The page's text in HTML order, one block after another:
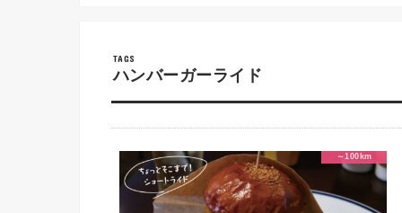
ハンバーガーライド
～100km